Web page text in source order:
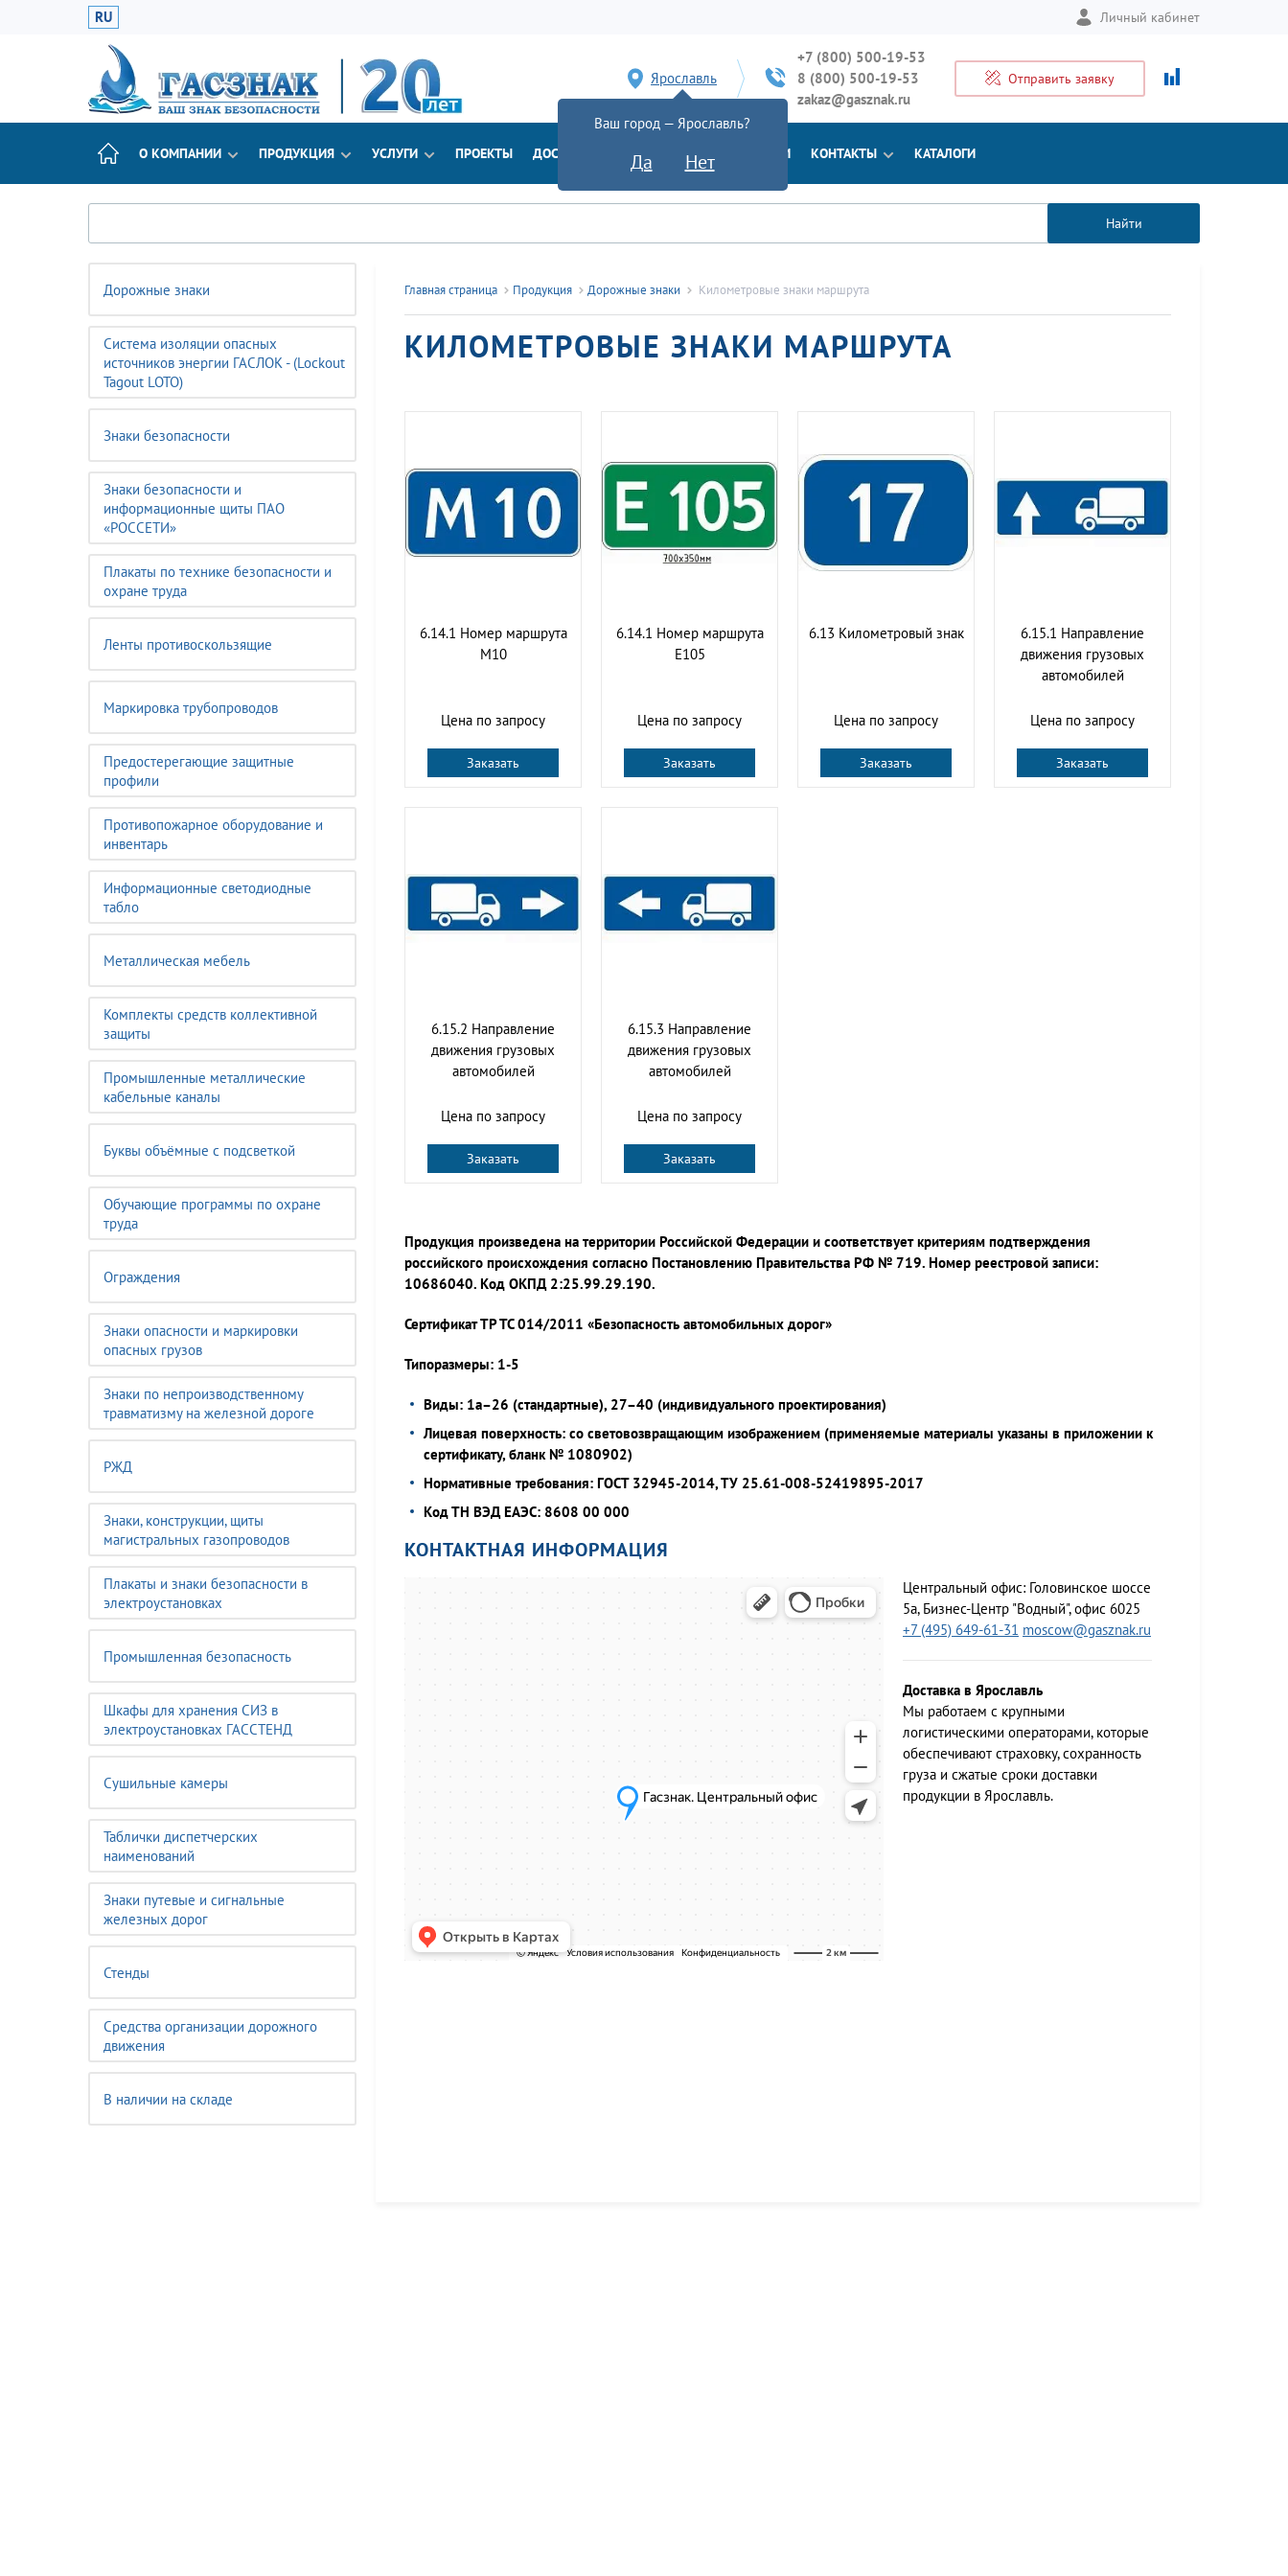
RU Личный кабинет
Ярославль
Ваш город — Ярославль?
Да Нет
+7 (800) 500-19-53
8 (800) 500-19-53
zakaz@gasznak.ru
Отправить заявку
О КОМПАНИИ ПРОДУКЦИЯ УСЛУГИ ПРОЕКТЫ ДОСТАВКА ДОКУМЕНТЫ НОВОСТИ КОНТАКТЫ КАТАЛОГИ
Найти
Дорожные знаки
Система изоляции опасных
источников энергии ГАСЛОК - (Lockout
Tagout LOTO)
Знаки безопасности
Знаки безопасности и
информационные щиты ПАО
«РОССЕТИ»
Плакаты по технике безопасности и
охране труда
Ленты противоскользящие
Маркировка трубопроводов
Предостерегающие защитные
профили
Противопожарное оборудование и
инвентарь
Информационные светодиодные
табло
Металлическая мебель
Комплекты средств коллективной
защиты
Промышленные металлические
кабельные каналы
Буквы объёмные с подсветкой
Обучающие программы по охране
труда
Ограждения
Знаки опасности и маркировки
опасных грузов
Знаки по непроизводственному
травматизму на железной дороге
РЖД
Знаки, конструкции, щиты
магистральных газопроводов
Плакаты и знаки безопасности в
электроустановках
Промышленная безопасность
Шкафы для хранения СИЗ в
электроустановках ГАССТЕНД
Сушильные камеры
Таблички диспетчерских
наименований
Знаки путевые и сигнальные
железных дорог
Стенды
Средства организации дорожного
движения
В наличии на складе
Главная страница Продукция Дорожные знаки Километровые знаки маршрута
КИЛОМЕТРОВЫЕ ЗНАКИ МАРШРУТА
6.14.1 Номер маршрута
М10
Цена по запросу
Заказать
6.14.1 Номер маршрута
Е105
Цена по запросу
Заказать
6.13 Километровый знак
Цена по запросу
Заказать
6.15.1 Направление
движения грузовых
автомобилей
Цена по запросу
Заказать
6.15.2 Направление
движения грузовых
автомобилей
Цена по запросу
Заказать
6.15.3 Направление
движения грузовых
автомобилей
Цена по запросу
Заказать
Продукция произведена на территории Российской Федерации и соответствует критериям подтверждения
российского происхождения согласно Постановлению Правительства РФ № 719. Номер реестровой записи:
10686040. Код ОКПД 2:25.99.29.190.
Сертификат ТР ТС 014/2011 «Безопасность автомобильных дорог»
Типоразмеры: 1-5
Виды: 1а–26 (стандартные), 27–40 (индивидуального проектирования)
Лицевая поверхность: со световозвращающим изображением (применяемые материалы указаны в приложении к
сертификату, бланк № 1080902)
Нормативные требования: ГОСТ 32945-2014, ТУ 25.61-008-52419895-2017
Код ТН ВЭД ЕАЭС: 8608 00 000
КОНТАКТНАЯ ИНФОРМАЦИЯ
Центральный офис: Головинское шоссе
5а, Бизнес-Центр "Водный", офис 6025
+7 (495) 649-61-31 moscow@gasznak.ru
Доставка в Ярославль
Мы работаем c крупными
логистическими операторами, которые
обеспечивают страховку, сохранность
груза и сжатые сроки доставки
продукции в Ярославль.